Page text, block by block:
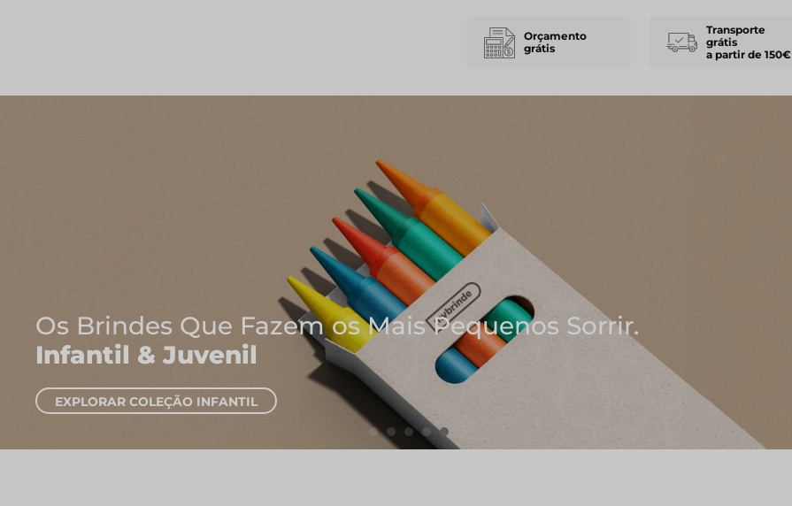
Orçamento
grátis
Transporte
grátis
a partir de 150€
Onde Nascem As Melhores Ideias
Cadernos e Blocos de Notas
EXPLORAR CADERNOS